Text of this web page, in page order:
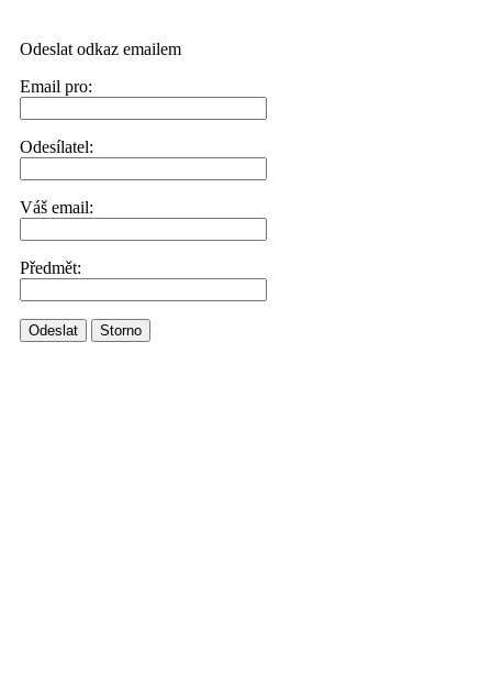
Odeslat odkaz emailem
Email pro:
Odesílatel:
Váš email:
Předmět:
Odeslat Storno